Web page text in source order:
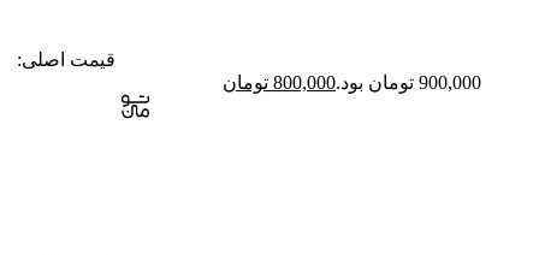
قیمت اصلی:
900,000 تومان بود.
800,000 تومان